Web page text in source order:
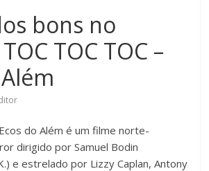
bons no
TOC TOC –
do Além é um filme norte-
dirigido por Samuel Bodin
e estrelado por Lizzy Caplan, Antony